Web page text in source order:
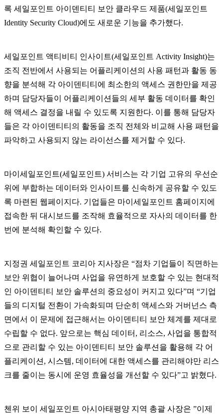
록 세일포인트 아이덴티티 보안 클라우드 제품(세일포인트
Identity Security Cloud)에도 새로운 기능을 추가했다.
세일포인트 액티비티 인사이트(세일포인트 Activity Insight)는
조직 전반에서 사용되는 어플리케이션의 사용 패턴과 활동 동
향을 분석해 각 아이덴티티에 최소한의 액세스 권한만을 제공
하며 담당자들이 어플리케이션들의 세부 활동 데이터를 확인
해 액세스 결정을 내릴 수 있도록 지원한다. 이를 통해 담당자
들은 각 아이덴티티의 활동을 조직 전체와 비교해 사용 패턴을
파악하고 사용되지 않는 라이선스를 제거할 수 있다.
마이세일포인트(세일포인트) 서비스는 각 기업 고유의 우선순
위에 부합하는 데이터와 인사이트를 신속하게 공유할 수 있도
록 마련된 웹페이지다. 기업들은 마이세일포인트 홈페이지에
접속한 뒤 대시보드를 조작해 효율적으로 자사의 데이터를 한
번에 분석해 확인할 수 있다.
지정권 세일포인트 코리아 지사장은 “점차 기업들이 직면하는
보안 위협이 늘어나며 사업을 유연하게 보호할 수 있는 현대적
인 아이덴티티 보안 솔루션의 중요성이 커지고 있다”며 “기업
들의 디지털 전환이 가속화되며 단순히 액세스와 거버넌스 측
면에서 이 문제에 접근해서는 아이덴티티 보안 체계를 제대로
수립할 수 없다. 앞으로는 핵심 데이터, 리소스, 사업을 통합적
으로 관리할 수 있는 아이덴티티 보안 솔루션을 활용해 각 어
플리케이션, 시스템, 데이터에 대한 액세스를 관리해야만 리스
크를 줄이는 동시에 운영 효율성을 개선할 수 있다”고 밝혔다.
첸위 보이 세일포인트 아시아태평양 지역 총괄 사장은 ”이제